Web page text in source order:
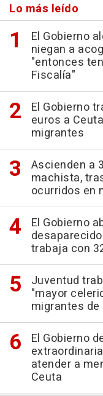
Lo más leído
El Gobierno
niegan a
"entonces
Fiscalía"
El Gobierno
euros a
migrantes
Ascienden a
machista,
ocurridos en
El Gobierno
trabaja con
Juventud
"mayor
migrantes de
El Gobierno
atender a
Ceuta